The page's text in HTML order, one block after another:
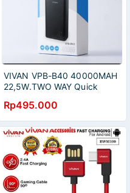
VIVAN VPB-B40 40000MAH
22,5W.TWO WAY Quick
Type C Data Cable
Rp495.000